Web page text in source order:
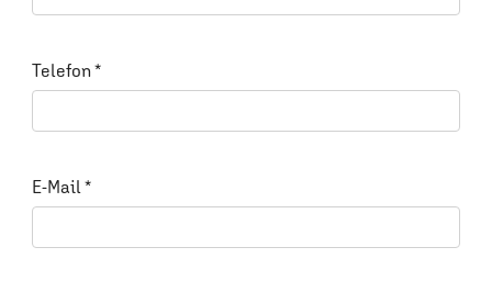
Telefon*
E-Mail *